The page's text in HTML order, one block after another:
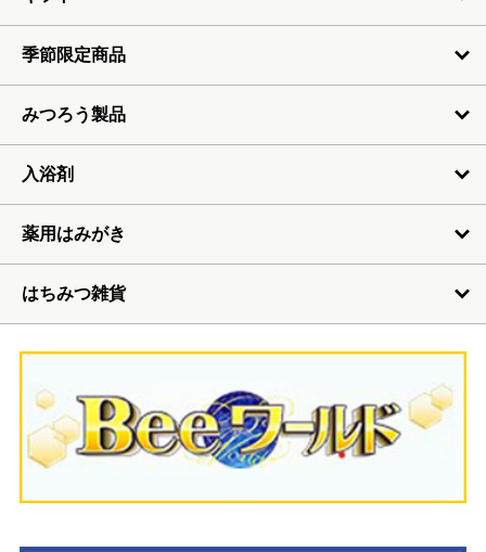
季節限定商品
みつろう製品
入浴剤
薬用はみがき
はちみつ雑貨